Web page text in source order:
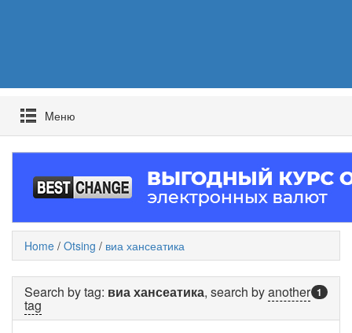
Mеню
Home / Otsing / виа хансеатика
1
Search by tag: виа хансеатика, search byanother
tag